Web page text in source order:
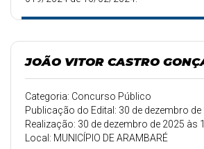
JOÃO VITOR CASTRO
Categoria: Concurso Público
Publicação do Edital: 30 de dezembro de
Realização: 30 de dezembro de 2025 às
Local: MUNICÍPIO DE ARAMBARÉ